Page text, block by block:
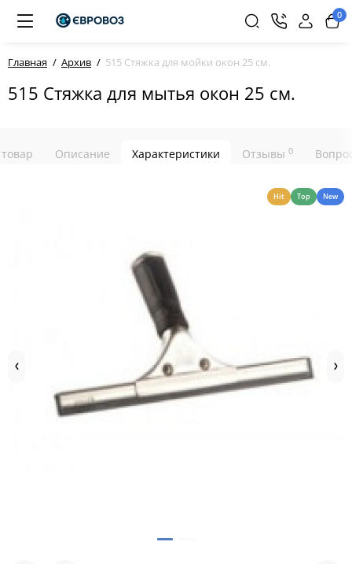
0
Главная Архив 515 Стяжка для мойки окон 25 см.
515 Стяжка для мытья окон 25 см.
Описание Характеристики Отзывы 0
Hit Top New